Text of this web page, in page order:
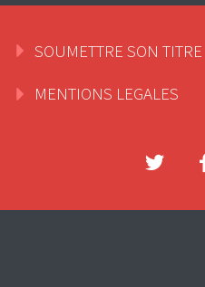
SOUMETTRE SON TITRE
MENTIONS LEGALES